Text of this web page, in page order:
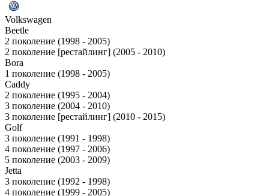
Volkswagen
Beetle
2 поколение (1998 - 2005)
2 поколение [рестайлинг] (2005 - 2010)
Bora
1 поколение (1998 - 2005)
Caddy
2 поколение (1995 - 2004)
3 поколение (2004 - 2010)
3 поколение [рестайлинг] (2010 - 2015)
Golf
3 поколение (1991 - 1998)
4 поколение (1997 - 2006)
5 поколение (2003 - 2009)
Jetta
3 поколение (1992 - 1998)
4 поколение (1999 - 2005)